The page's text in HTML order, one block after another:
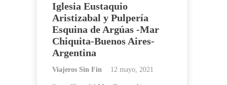
Iglesia Eustaquio
Aristizabal y Pulpería
Esquina de Argúas -Mar
Chiquita-Buenos Aires-
Argentina
Viajeros Sin Fin 12 mayo, 2021